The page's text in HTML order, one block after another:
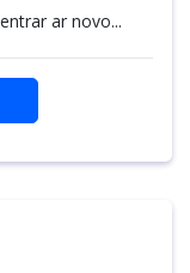
ar novo...